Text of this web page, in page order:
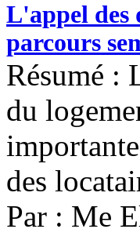
L'appel des
parcours
Résumé :
du
des
Par : Me